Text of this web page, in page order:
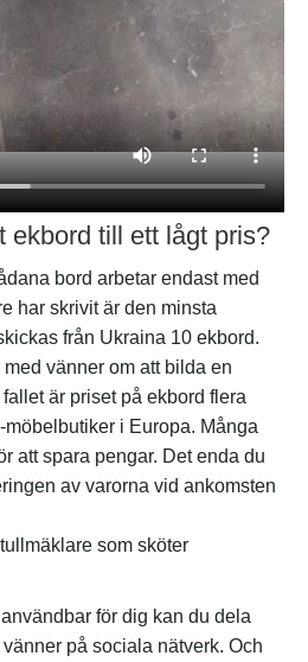
ekbord till ett lågt pris?
bord arbetar endast med
har skrivit är den minsta
från Ukraina 10 ekbord.
vänner om att bilda en
är priset på ekbord flera
i Europa. Många
att spara pengar. Det enda du
av varorna vid ankomsten
som sköter
för dig kan du dela
på sociala nätverk. Och